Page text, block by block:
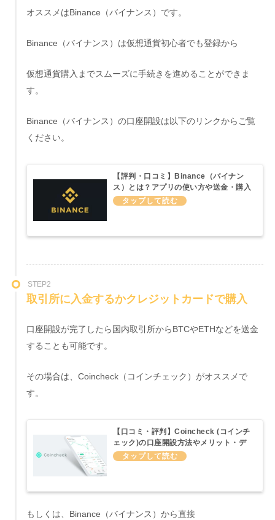
オススメはBinance（バイナンス）です。
Binance（バイナンス）は仮想通貨初心者でも登録から
仮想通貨購入までスムーズに手続きを進めることができま
す。
Binance（バイナンス）の口座開設は以下のリンクからご覧
ください。
【評判・口コミ】Binance（バイナン
ス）とは？アプリの使い方や送金・購入
方法などわかりやすく説明してみた
STEP2
取引所に入金するかクレジットカードで購入
口座開設が完了したら国内取引所からBTCやETHなどを送金
することも可能です。
その場合は、Coincheck（コインチェック）がオススメで
す。
【口コミ・評判】Coincheck (コインチ
ェック)の口座開設方法やメリット・デ
メリットについてわかりやすくまとめて
もしくは、Binance（バイナンス）から直接